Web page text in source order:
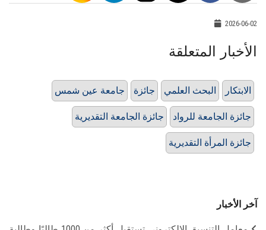
2026-06-02
الأخبار المتعلقة
جامعة عين شمس جائزة البحث العلمي الابتكار
جائزة الجامعة التقديرية جائزة الجامعة للرواد
جائزة المرأة التقديرية
آخر الأخبار